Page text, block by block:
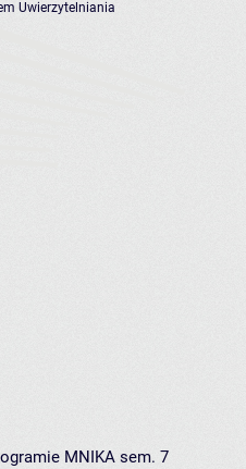
Uwierzytelniania
MNIKA sem. 7